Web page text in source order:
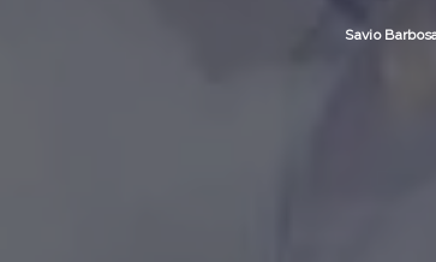
Posted
Savio